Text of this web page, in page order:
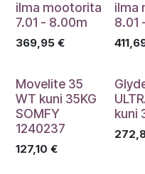
ilma mootorita
7.01 - 8.00m
369,95 €
ilma
8.01
Movelite 35
WT kuni 35KG
SOMFY
1240237
127,10 €
kuni